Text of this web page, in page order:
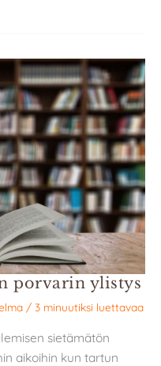
porvarin ylistys
/ 3 minuutiksi luettavaa
sietämätön
aikoihin kun tartun